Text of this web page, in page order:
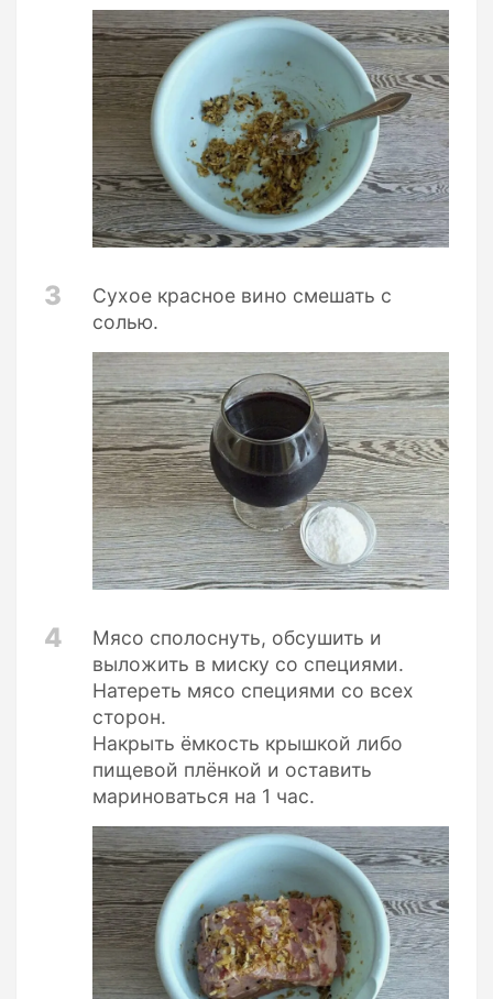
3
Сухое красное вино смешать с
солью.
4
Мясо сполоснуть, обсушить и
выложить в миску со специями.
Натереть мясо специями со всех
сторон.
Накрыть ёмкость крышкой либо
пищевой плёнкой и оставить
мариноваться на 1 час.